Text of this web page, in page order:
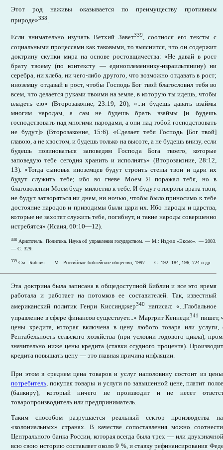
Этот род наживы оказывается по преимуществу противным
природе»338.
Если внимательно изучать Ветхий Завет339, соотнося его тексты с
социальными процессами как таковыми, то выяснится, что он содержит
доктрину скупки мира на основе ростовщичества: «Не давай в рост
брату твоему (по контексту — единоплеменнику-израильтянину) ни
серебра, ни хлеба, ни чего-либо другого, что возможно отдавать в рост;
иноземцу отдавай в рост, чтобы Господь Бог твой благословил тебя во
всем, что делается руками твоими на земле, в которую ты идешь, чтобы
владеть ею» (Второзаконие, 23:19, 20), «...и будешь давать взаймы
многим народам, а сам не будешь брать взаймы [и будешь
господствовать над многими народами, а они над тобой господствовать
не будут]» (Второзаконие, 15:6). «Сделает тебя Господь [Бог твой]
главою, а не хвостом, и будешь только на высоте, а не будешь внизу, если
будешь повиноваться заповедям Господа Бога твоего, которые
заповедую тебе сегодня хранить и исполнять» (Второзаконие, 28:12,
13). «Тогда сыновья иноземцев будут строить стены твои и цари их
будут служить тебе; ибо во гневе Моем Я поражал тебя, но в
благоволении Моем буду милостив к тебе. И будут отверзты врата твои,
не будут затворяться ни днем, ни ночью, чтобы было приносимо к тебе
достояние народов и приводимы были цари их. Ибо народы и царства,
которые не захотят служить тебе, погибнут, и такие народы совершенно
истребятся» (Исаия, 60:10—12).
338 Аристотель. Политика. Наука об управлении государством. — М.: Изд-во «Эксмо». — 2003.
— С. 329.
339 См.: Библия. — М.: Российское библейское общество, 1997. — С. 192; 184; 196; 724 и др.
Эта доктрина была записана в общедоступной Библии и все это время
работала и работает на потомков ее составителей. Так, известный
американский политик Генри Киссинджер340
написал: «...Глобальное
управление в сфере финансов существует...» Маргрит Кеннеди341 пишет,
цены кредита, которая включена в цену любого товара или
Рентабельность сельского хозяйства (при условии годового цикла),
значительно ниже цены кредита (ставки ссудного процента).
кредита повышать цену — это главная причина инфляции.
При этом в среднем цена товаров и услуг наполовину состоит из
потребитель , покупая товары и услуги по завышенной цене, платит
(банкиру), который ничего не производит и не несет
товаропроизводитель или предприниматель.
Таким способом разрушается реальный сектор производства
«колониальных» странах. В качестве сопоставления можно
Центрального банка России, которая всегда была трех — или
всю свою историю составляет около 9 %, и ставку рефинансирования